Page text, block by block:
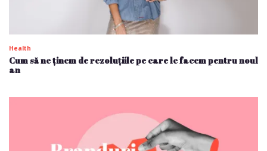
Health
Cum să ne ținem de rezoluțiile pe care le facem pentru noul
an